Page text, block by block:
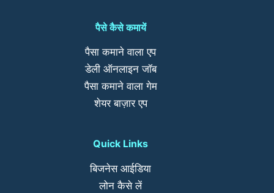
पैसे कैसे कमायें
पैसा कमाने वाला एप
डेली ऑनलाइन जॉब
पैसा कमाने वाला गेम
शेयर बाज़ार एप
Quick Links
बिजनेस आईडिया
लोन कैसे लें